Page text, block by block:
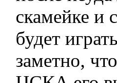
скамейке и
будет
заметно,